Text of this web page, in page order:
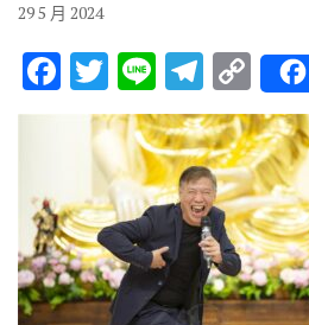
295 月 2024
F
ac
o
o
k
T
w
it
te
r
Li
n
e
T
el
e
gr
a
m
C
o
p
y
Li
n
k